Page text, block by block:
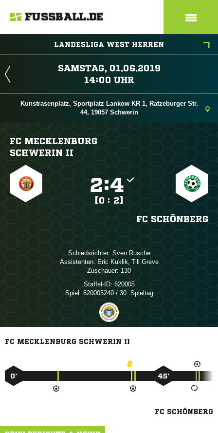
FUSSBALL.DE
LANDESLIGA WEST HERREN
 
 
Kunstrasenplatz, Sportplatz Lankow KR 1, Ratzeburger Str.
44, 19057 Schwerin
FC MECKLENBURG
SCHWERIN II
:
[0 : 2]
FC SCHÖNBERG
Schiedsrichter:  
Assistenten:  ,  
Zuschauer: 130
Staffel-ID: 620005
Spiel: 620005240 / 30. Spieltag
FC MECKLENBURG SCHWERIN II
0’ 45’
FC SCHÖNBERG